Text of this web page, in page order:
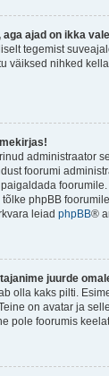
ajad on ikka
tegemist
väiksed nihked
administraator
foorumi
phpBB
leiad phpBB®
juurde
olla kaks pilti.
on avatar ja
pole foorumis